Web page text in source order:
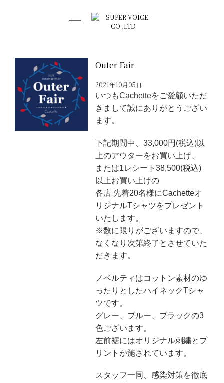
Outer Fair
2021年10月05日
いつもCachetteをご愛顧いただ
きまして誠にありがとうござい
ます。
下記期間中、33,000円(税込)以
上のアウターをお買い上げ、
または1レシート38,500(税込)
以上お買い上げの
各店 先着20名様にCachetteオ
リジナルTシャツをプレゼント
いたします。
※数に限りがございますので、
なくなり次第終了とさせていた
だきます。
ノベルティはコットン素材のゆ
ったりとしたハイネックTシャ
ツです。
グレー、ブルー、ブラックの3
色ございます。
左前裾にはオリジナル刺繍とプ
リントが施されています。
スタッフ一同、感染対策を徹底